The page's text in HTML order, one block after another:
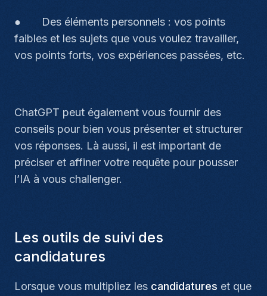
● Des éléments personnels : vos points
faibles et les sujets que vous voulez travailler,
vos points forts, vos expériences passées, etc.
ChatGPT peut également vous fournir des
conseils pour bien vous présenter et structurer
vos réponses. Là aussi, il est important de
préciser et affiner votre requête pour pousser
l’IA à vous challenger.
Les outils de suivi des
candidatures
Lorsque vous multipliez les candidatures et que